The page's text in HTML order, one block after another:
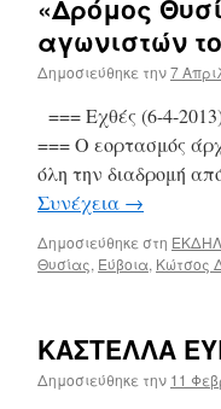
«Δρόμος
αγωνιστών
Δημοσιεύθηκε την7
=== Εχθές (6-4-
=== Ο εορτασμός
όλη την διαδρομή
Συνέχεια →
Δημοσιεύθηκε στη
Θυσίας, Εύβοια, Κώτσος
ΚΑΣΤΕΛΛΑ
Δημοσιεύθηκε την 11